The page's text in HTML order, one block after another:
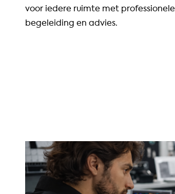
voor iedere ruimte met professionele
begeleiding en advies.